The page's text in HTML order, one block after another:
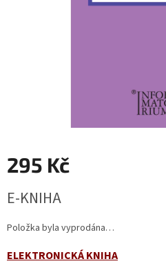
295 Kč
cena:
E-KNIHA
Položka byla vyprodána…
ELEKTRONICKÁ KNIHA